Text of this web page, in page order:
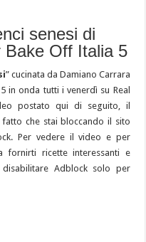
senesi di
Bake Off Italia 5
” cucinata da Damiano Carrara
in onda tutti i venerdì su Real
postato qui di seguito, il
che stai bloccando il sito
Per vedere il video e per
fornirti ricette interessanti e
Adblock solo per